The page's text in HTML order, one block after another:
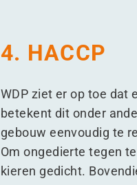
4. HACCP
WDP ziet er op toe dat
betekent dit onder
gebouw eenvoudig te
Om ongedierte tegen
kieren gedicht.